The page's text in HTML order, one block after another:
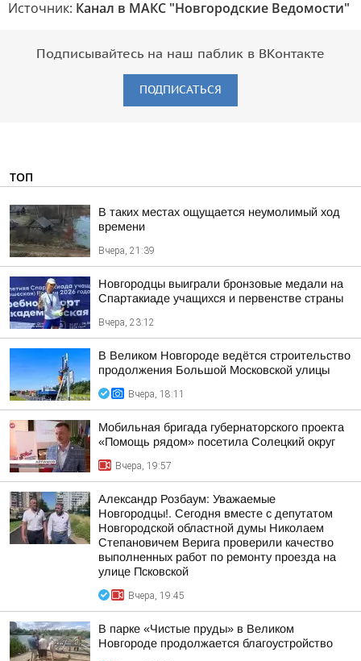
Источник: Канал в МАКС "Новгородские Ведомости"
Подписывайтесь на наш паблик в ВКонтакте
ПОДПИСАТЬСЯ
ТОП
В таких местах ощущается неумолимый ход
времени
Вчера, 21:39
Новгородцы выиграли бронзовые медали на
Спартакиаде учащихся и первенстве страны
Вчера, 23:12
В Великом Новгороде ведётся строительство
продолжения Большой Московской улицы
Вчера, 18:11
Мобильная бригада губернаторского проекта
«Помощь рядом» посетила Солецкий округ
Вчера, 19:57
Александр Розбаум: Уважаемые
Новгородцы!. Сегодня вместе с депутатом
Новгородской областной думы Николаем
Степановичем Верига проверили качество
выполненных работ по ремонту проезда на
улице Псковской
Вчера, 19:45
В парке «Чистые пруды» в Великом
Новгороде продолжается благоустройство